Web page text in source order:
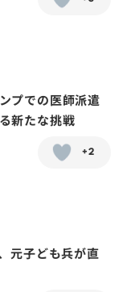
プでの医師派遣
新たな挑戦
+2
元子ども兵が直